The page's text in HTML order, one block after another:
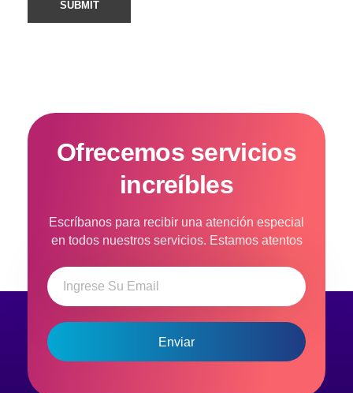
Ofrecemos servicios
increíbles
Escríbanos para recibir una atención especial
en todos nuestros servicios. Estamos atentos